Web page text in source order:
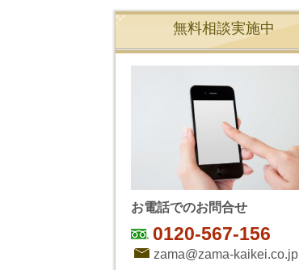
無料相談実施中
お電話でのお問合せ
0120-567-156
zama@zama-kaikei.co.jp